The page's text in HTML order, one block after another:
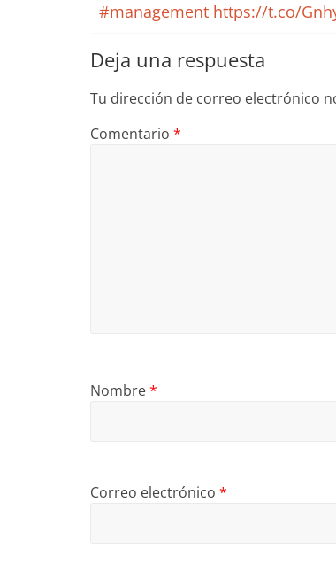
#management https://t.co/
Deja una respuesta
Tu dirección de correo electrónico
Comentario *
Nombre*
Correo electrónico *